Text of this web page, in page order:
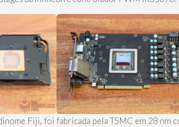
Fiji, foi fabricada pela TSMC em 28 nm